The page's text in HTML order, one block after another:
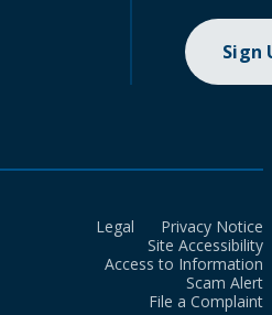
Sign
Legal
Privacy Notice
Site Accessibility
Access to Information
Scam Alert
File a Complaint